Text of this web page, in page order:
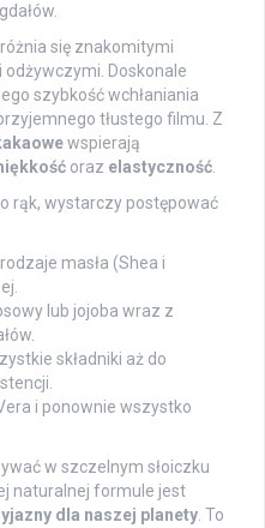
się znakomitymi
Doskonale
szybkość wchłaniania
tłustego filmu. Z
wspierają
oraz elastyczność
rąk, wystarczy postępować
masła (Shea i
lub jojoba wraz z
składniki aż do
i ponownie wszystko
w szczelnym słoiczku
naturalnej formule jest
dla naszej planety . To